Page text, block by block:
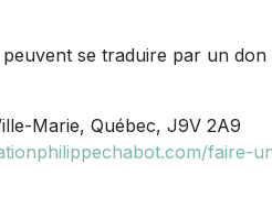
se traduire par un don
Marie, Québec, J9V 2A9
faire-